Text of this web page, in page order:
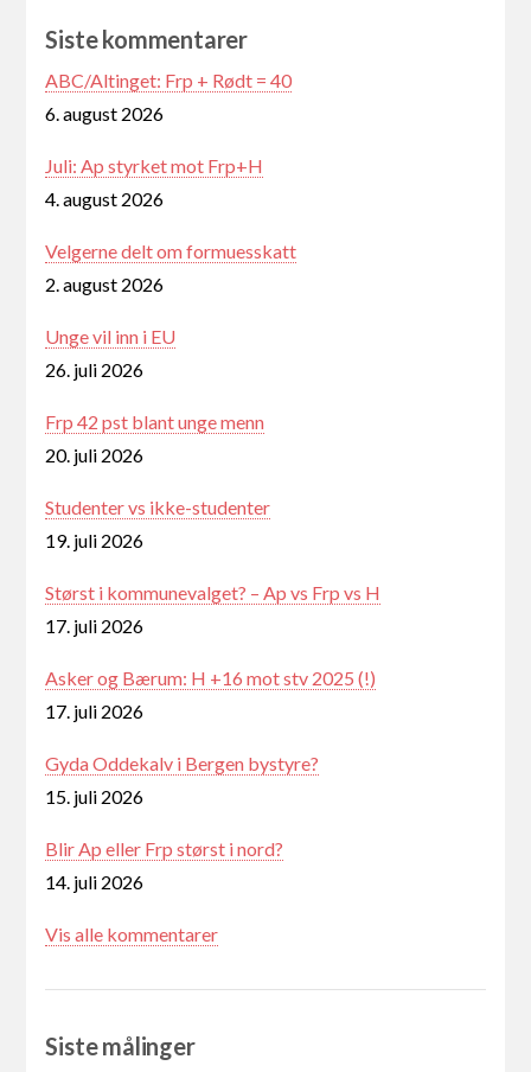
Siste kommentarer
ABC/Altinget: Frp + Rødt = 40
6. august 2026
Juli: Ap styrket mot Frp+H
4. august 2026
Velgerne delt om formuesskatt
2. august 2026
Unge vil inn i EU
26. juli 2026
Frp 42 pst blant unge menn
20. juli 2026
Studenter vs ikke-studenter
19. juli 2026
Størst i kommunevalget? – Ap vs Frp vs H
17. juli 2026
Asker og Bærum: H +16 mot stv 2025 (!)
17. juli 2026
Gyda Oddekalv i Bergen bystyre?
15. juli 2026
Blir Ap eller Frp størst i nord?
14. juli 2026
Vis alle kommentarer
Siste målinger